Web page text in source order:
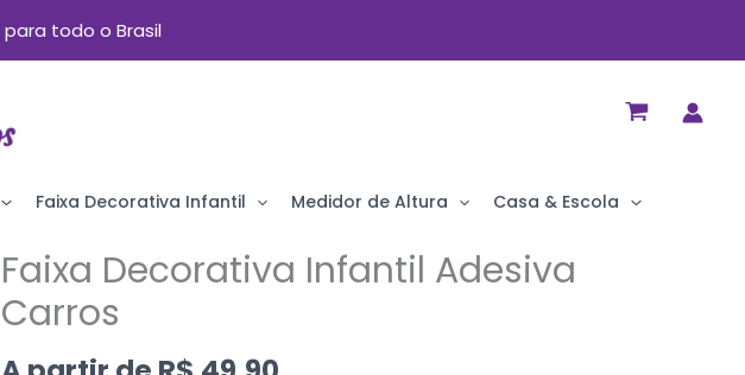
para todo o Brasil
Faixa Decorativa Infantil Medidor de Altura Casa & Escola
Faixa Decorativa Infantil Adesiva
Carros
Faixa
Decorativa